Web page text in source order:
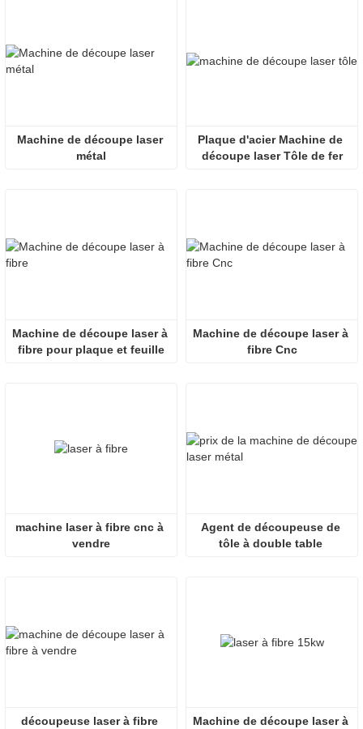
Machine de découpe laser
métal
Plaque d'acier Machine de
découpe laser Tôle de fer
Machine de découpe laser à
fibre pour plaque et feuille
Machine de découpe laser à
fibre Cnc
machine laser à fibre cnc à
vendre
Agent de découpeuse de
tôle à double table
découpeuse laser à fibre
Machine de découpe laser à